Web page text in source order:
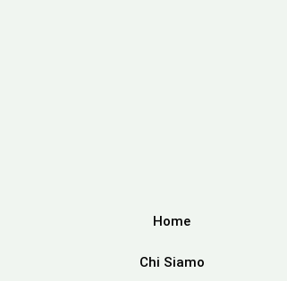
Home
Chi Siamo